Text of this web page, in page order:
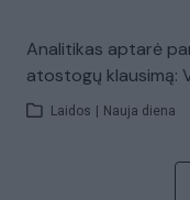
Analitikas aptarė
atostogų klausimą:
Laidos Nauja diena